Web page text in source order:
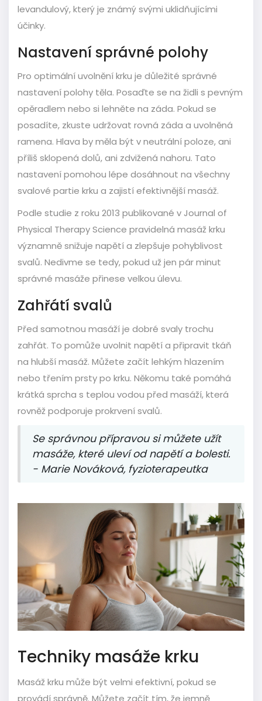
levandulový, který je známý svými uklidňujícími
účinky.
Nastavení správné polohy
Pro optimální uvolnění krku je důležité správné
nastavení polohy těla. Posaďte se na židli s pevným
opěradlem nebo si lehněte na záda. Pokud se
posadíte, zkuste udržovat rovná záda a uvolněná
ramena. Hlava by měla být v neutrální poloze, ani
příliš sklopená dolů, ani zdvižená nahoru. Tato
nastavení pomohou lépe dosáhnout na všechny
svalové partie krku a zajistí efektivnější masáž.
Podle studie z roku 2013 publikované v Journal of
Physical Therapy Science pravidelná masáž krku
významně snižuje napětí a zlepšuje pohyblivost
svalů. Nedivme se tedy, pokud už jen pár minut
správné masáže přinese velkou úlevu.
Zahřátí svalů
Před samotnou masáží je dobré svaly trochu
zahřát. To pomůže uvolnit napětí a připravit tkáň
na hlubší masáž. Můžete začít lehkým hlazením
nebo třením prsty po krku. Někomu také pomáhá
krátká sprcha s teplou vodou před masáží, která
rovněž podporuje prokrvení svalů.
Se správnou přípravou si můžete užít
masáže, které uleví od napětí a bolesti.
- Marie Nováková, fyzioterapeutka
Techniky masáže krku
Masáž krku může být velmi efektivní, pokud se